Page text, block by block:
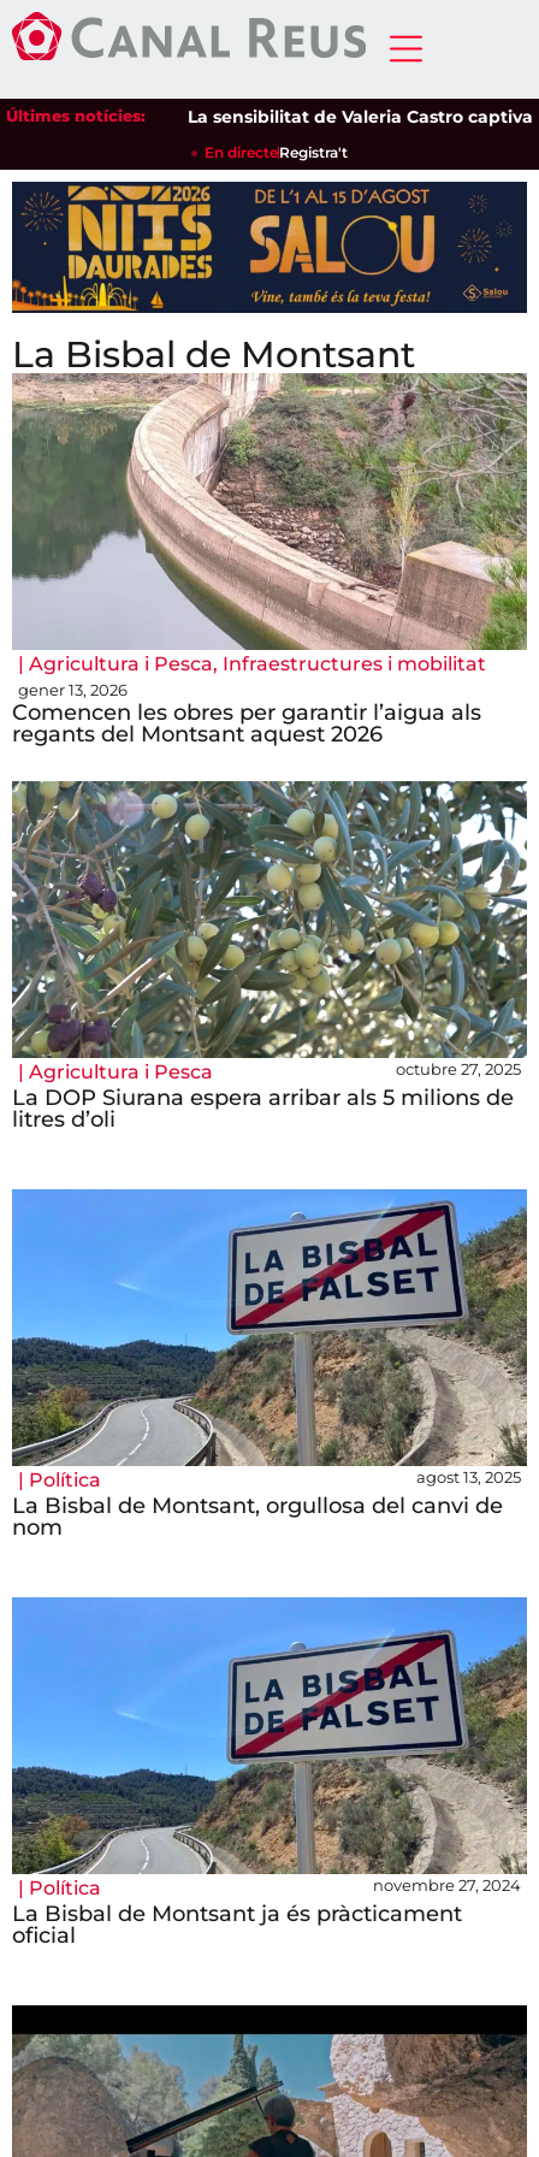
Últimes notícies: La sensibilitat de Valeria Castro captiva
En directeRegistra't
La Bisbal de Montsant
| Agricultura i Pesca, Infraestructures i mobilitat
gener 13, 2026
Comencen les obres per garantir l’aigua als
regants del Montsant aquest 2026
| Agricultura i Pesca octubre 27, 2025
La DOP Siurana espera arribar als 5 milions de
litres d’oli
| Política agost 13, 2025
La Bisbal de Montsant, orgullosa del canvi de
nom
| Política novembre 27, 2024
La Bisbal de Montsant ja és pràcticament
oficial